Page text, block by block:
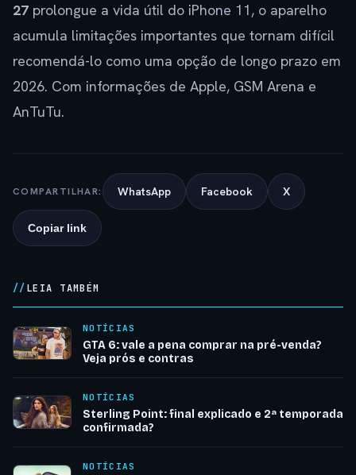
27 prolongue a vida útil do iPhone 11, o aparelho
acumula limitações importantes que tornam difícil
recomendá-lo como uma opção de longo prazo em
2026. Com informações de Apple, GSM Arena e
AnTuTu.
COMPARTILHAR: WhatsApp Facebook X
Copiar link
LEIA TAMBÉM
NOTÍCIAS
GTA 6: vale a pena comprar na pré-venda?
Veja prós e contras
NOTÍCIAS
Sterling Point: final explicado e 2ª temporada
confirmada?
NOTÍCIAS